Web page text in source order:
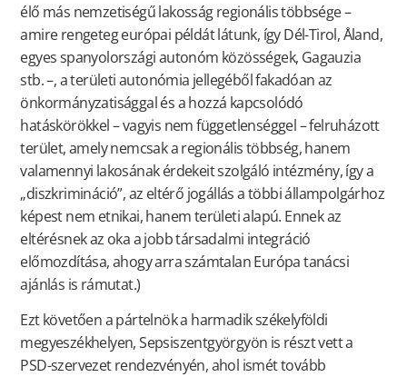
élő más nemzetiségű lakosság regionális többsége –
amire rengeteg európai példát látunk, így Dél-Tirol, Åland,
egyes spanyolországi autonóm közösségek, Gagauzia
stb. –, a területi autonómia jellegéből fakadóan az
önkormányzatisággal és a hozzá kapcsolódó
hatáskörökkel – vagyis nem függetlenséggel – felruházott
terület, amely nemcsak a regionális többség, hanem
valamennyi lakosának érdekeit szolgáló intézmény, így a
„diszkrimináció”, az eltérő jogállás a többi állampolgárhoz
képest nem etnikai, hanem területi alapú. Ennek az
eltérésnek az oka a jobb társadalmi integráció
előmozdítása, ahogy arra számtalan Európa tanácsi
ajánlás is rámutat.)
Ezt követően a pártelnök a harmadik székelyföldi
megyeszékhelyen, Sepsiszentgyörgyön is részt vett a
PSD-szervezet rendezvényén, ahol ismét tovább